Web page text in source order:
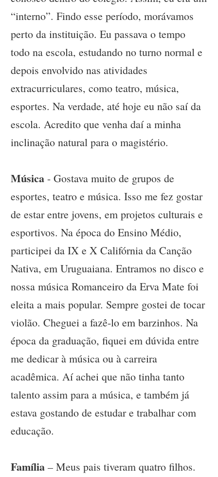
“interno”. Findo esse período, morávamos
perto da instituição. Eu passava o tempo
todo na escola, estudando no turno normal e
depois envolvido nas atividades
extracurriculares, como teatro, música,
esportes. Na verdade, até hoje eu não saí da
escola. Acredito que venha daí a minha
inclinação natural para o magistério.
Música - Gostava muito de grupos de
esportes, teatro e música. Isso me fez gostar
de estar entre jovens, em projetos culturais e
esportivos. Na época do Ensino Médio,
participei da IX e X Califórnia da Canção
Nativa, em Uruguaiana. Entramos no disco e
nossa música Romanceiro da Erva Mate foi
eleita a mais popular. Sempre gostei de tocar
violão. Cheguei a fazê-lo em barzinhos. Na
época da graduação, fiquei em dúvida entre
me dedicar à música ou à carreira
acadêmica. Aí achei que não tinha tanto
talento assim para a música, e também já
estava gostando de estudar e trabalhar com
educação.
Família – Meus pais tiveram quatro filhos.